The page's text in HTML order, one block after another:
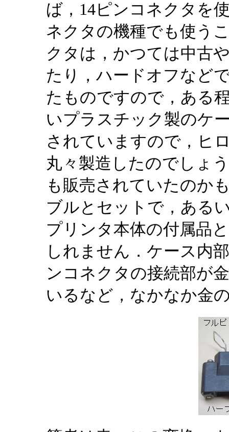
ば，14ピンコネクタを
ネクタの機種でも使う
クタは，かつては中古
たり，ハードオフなど
たものですので，ある
いプラスチック製のケ
されていますので，ヒ
丸々製造したのでしょ
も販売されていたのか
ブルとセットで，ある
プリンタ本体の付属品
しれません．ケース内
ンコネクタの接続部が
いるなど，なかなか金